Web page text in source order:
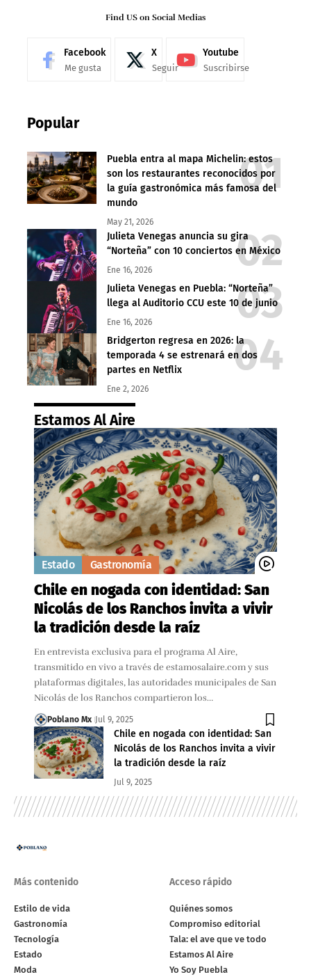
Find US on Social Medias
Facebook
Me gusta
X
Seguir
Youtube
Suscribirse
Popular
Puebla entra al mapa Michelin: estos
son los restaurantes reconocidos por
la guía gastronómica más famosa del
mundo
May 21, 2026
Julieta Venegas anuncia su gira
“Norteña” con 10 conciertos en México
Ene 16, 2026
Julieta Venegas en Puebla: “Norteña”
llega al Auditorio CCU este 10 de junio
Ene 16, 2026
Bridgerton regresa en 2026: la
temporada 4 se estrenará en dos
partes en Netflix
Ene 2, 2026
Estamos Al Aire
Estado Gastronomía
Chile en nogada con identidad: San
Nicolás de los Ranchos invita a vivir
la tradición desde la raíz
En entrevista exclusiva para el programa Al Aire,
transmitido en vivo a través de estamosalaire.com y sus
plataformas digitales, las autoridades municipales de San
Nicolás de los Ranchos compartieron los…
Poblano Mx Jul 9, 2025
Chile en nogada con identidad: San
Nicolás de los Ranchos invita a vivir
la tradición desde la raíz
Jul 9, 2025
Más contenido
Estilo de vida
Gastronomía
Tecnología
Estado
Moda
Acceso rápido
Quiénes somos
Compromiso editorial
Tala: el ave que ve todo
Estamos Al Aire
Yo Soy Puebla